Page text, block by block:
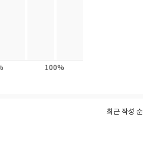
100%
최근 작성 순